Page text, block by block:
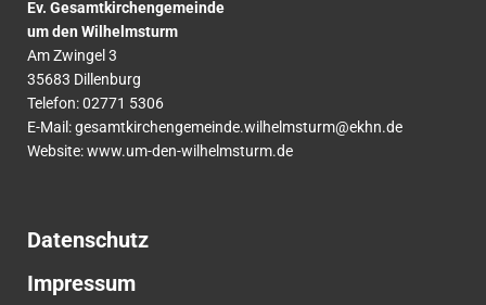
Ev. Gesamtkirchengemeinde
um den Wilhelmsturm
Am Zwingel 3
35683 Dillenburg
Telefon:02771 5306
E-Mail:gesamtkirchengemeinde.wilhelmsturm@ekhn.de
Website: www.um-den-wilhelmsturm.de
Datenschutz
Impressum